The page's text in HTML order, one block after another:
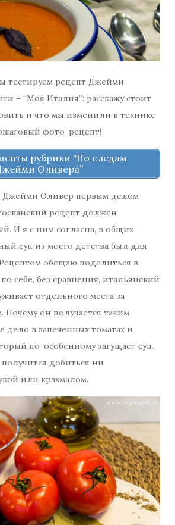
тестируем рецепт Джейми
– “Моя Италия”: расскажу стоит
и что мы изменили в технике
фото-рецепт!
рубрики “По следам
Оливера”
Джейми Оливер первым делом
рецепт должен
И я с ним согласна, в общих
суп из моего детства был для
обещаю поделиться в
себе, без сравнения, итальянский
отдельного места за
он получается таким
дело в запеченных томатах и
по-особенному загущает суп.
добиться ни
или крахмалом.